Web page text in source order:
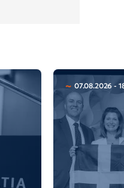
07.08.2026 -